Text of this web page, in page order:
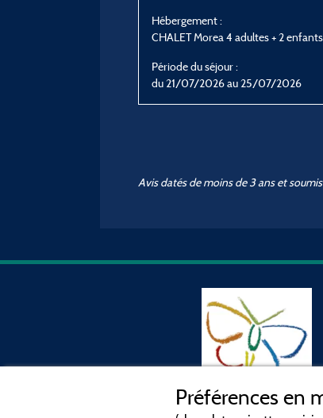
Hébergement :
CHALET Morea 4 adultes + 2 enfants
Période du séjour :
du 21/07/2026 au 25/07/2026
Avis datés de moins de 3 ans et
Préférences en